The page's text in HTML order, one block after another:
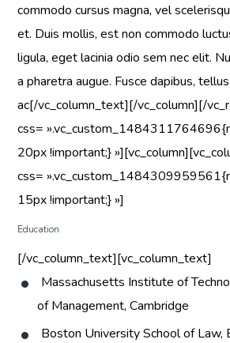
commodo cursus magna, vel
et. Duis mollis, est non commodo
ligula, eget lacinia odio sem nec elit.
a pharetra augue. Fusce dapibus, tellus
ac[/vc_column_text][/vc_column][/
css=
20px !important;}
css=
15px !important;} »]
Education
[/vc_column_text][vc_column_text]
Massachusetts Institute of
of Management, Cambridge
Boston University School of Law,